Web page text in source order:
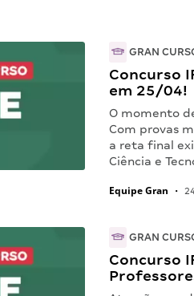
GRAN
Concurso
em 25/04!
O momento
Com provas
a reta final
Ciência e
Equipe Gran •
GRAN
Concurso